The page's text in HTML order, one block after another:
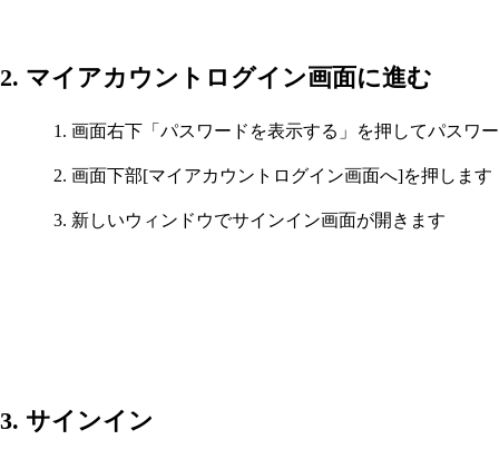
2. マイアカウントログイン画面に進む
画面右下「パスワードを表示する」を押してパスワ
画面下部[マイアカウントログイン画面へ]を押します
新しいウィンドウでサインイン画面が開きます
3. サインイン